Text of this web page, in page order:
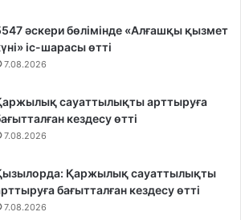
әскери бөлімінде «Алғашқы қызмет
іс-шарасы өтті
7.08.2026
сауаттылықты арттыруға
кездесу өтті
7.08.2026
Қаржылық сауаттылықты
бағытталған кездесу өтті
7.08.2026